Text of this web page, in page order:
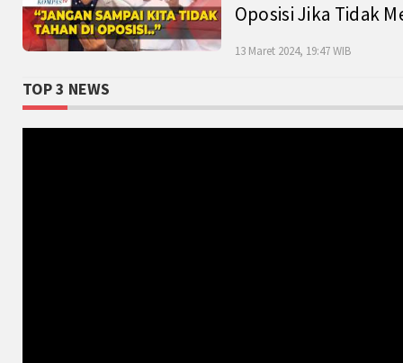
Oposisi Jika Tidak
13 Maret 2024, 19:47 WIB
TOP 3 NEWS